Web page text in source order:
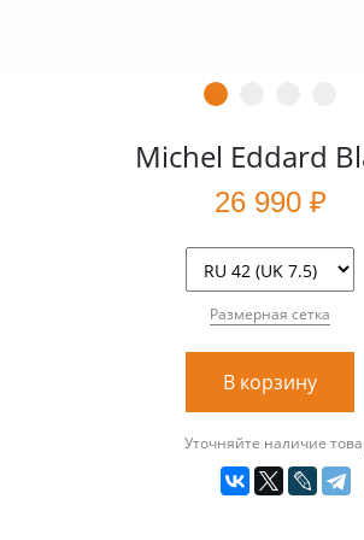
Michel Eddard
26 990 ₽
Размерная сетка
В корзину
Уточняйте наличие